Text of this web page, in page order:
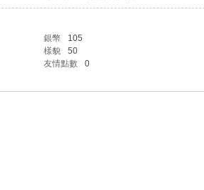
銀幣
105
樣貌
50
友情點數 0